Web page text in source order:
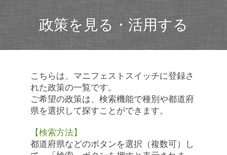
政策を見る・活用する
こちらは、マニフェストスイッチに登録さ
れた政策の一覧です。
ご希望の政策は、検索機能で種別や都道府
県を選択して探すことができます。
【検索方法】
都道府県などのボタンを選択（複数可）し